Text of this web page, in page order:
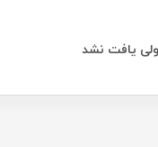
یافت نشد